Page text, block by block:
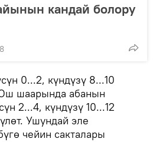
кандай болору
0...2, күндүзү 8...10
шаарында абанын
2...4, күндүзү 10...12
Ушундай эле
чейин сакталары